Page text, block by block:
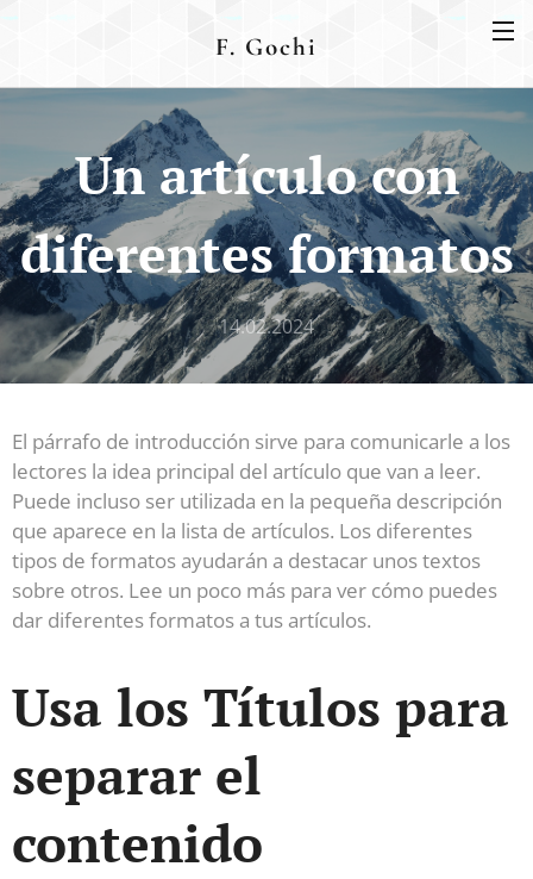
F. Gochi
Un artículo con
diferentes formatos
14.02.2024
El párrafo de introducción sirve para comunicarle a los
lectores la idea principal del artículo que van a leer.
Puede incluso ser utilizada en la pequeña descripción
que aparece en la lista de artículos. Los diferentes
tipos de formatos ayudarán a destacar unos textos
sobre otros. Lee un poco más para ver cómo puedes
dar diferentes formatos a tus artículos.
Usa los Títulos para
separar el
contenido